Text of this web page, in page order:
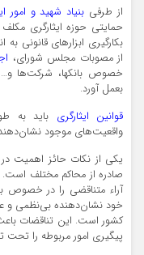
از طرفی بنیاد شهید و امور
حمایتی حوزه ایثارگری
بکارگیری ابزارهای قانونی
از مصوبات مجلس شورای،
خصوص بانکها، شرکت‌ها و…
بعمل آورد.
قوانین ایثارگری باید به
واقعیت‌های موجود
یکی از نکات حائز اهمیت
صادره از محاکم مختلف است.
آراء متناقضی را در خصوص
خود نشان‌دهنده بی‌نظمی و
کشور است. این تناقضات
پیگیری امور مربوطه را تحت